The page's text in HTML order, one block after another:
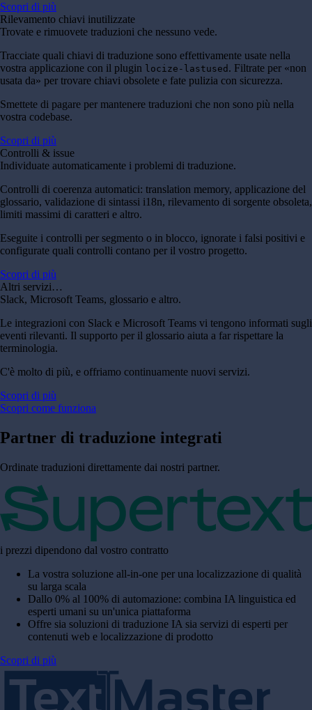
Scopri di più
Rilevamento chiavi inutilizzate
Trovate e rimuovete traduzioni che nessuno vede.
Tracciate quali chiavi di traduzione sono effettivamente usate nella
vostra applicazione con il plugin locize-lastused . Filtrate per «non
usata da» per trovare chiavi obsolete e fate pulizia con sicurezza.
Smettete di pagare per mantenere traduzioni che non sono più nella
vostra codebase.
Scopri di più
Controlli & issue
Individuate automaticamente i problemi di traduzione.
Controlli di coerenza automatici: translation memory, applicazione del
glossario, validazione di sintassi i18n, rilevamento di sorgente obsoleta,
limiti massimi di caratteri e altro.
Eseguite i controlli per segmento o in blocco, ignorate i falsi positivi e
configurate quali controlli contano per il vostro progetto.
Scopri di più
Altri servizi…
Slack, Microsoft Teams, glossario e altro.
Le integrazioni con Slack e Microsoft Teams vi tengono informati sugli
eventi rilevanti. Il supporto per il glossario aiuta a far rispettare la
terminologia.
C'è molto di più, e offriamo continuamente nuovi servizi.
Scopri di più
Scopri come funziona
Partner di traduzione integrati
Ordinate traduzioni direttamente dai nostri partner.
i prezzi dipendono dal vostro contratto
La vostra soluzione all-in-one per una localizzazione di qualità
su larga scala
Dallo 0% al 100% di automazione: combina IA linguistica ed
esperti umani su un'unica piattaforma
Offre sia soluzioni di traduzione IA sia servizi di esperti per
contenuti web e localizzazione di prodotto
Scopri di più